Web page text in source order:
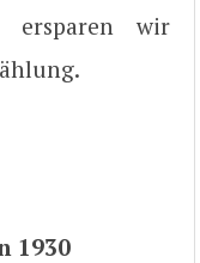
ersparen wir
1930